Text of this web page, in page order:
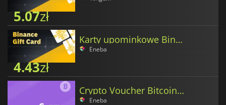
5.07zł
Karty upominkowe Binance w Ethereum
Eneba
4.43zł
Crypto Voucher Bitcoin (BTC)
Eneba